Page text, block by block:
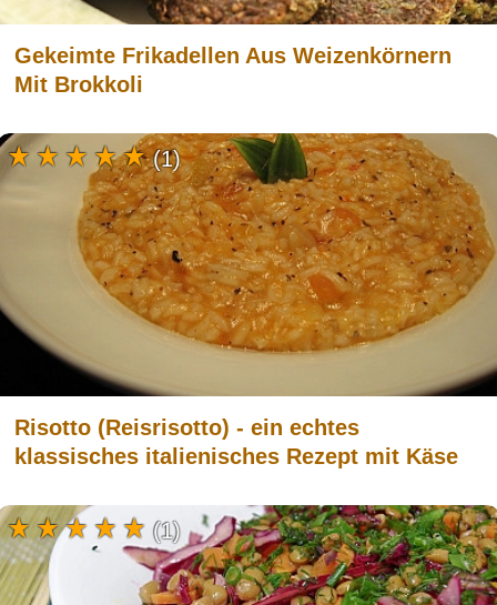
Gekeimte Frikadellen Aus Weizenkörnern
Mit Brokkoli
Risotto (Reisrisotto) - ein echtes
klassisches italienisches Rezept mit Käse
(1)
(1)